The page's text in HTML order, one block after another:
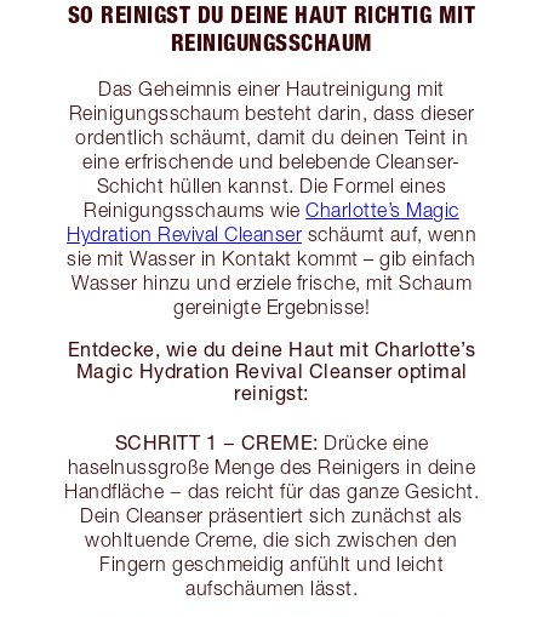
SO REINIGST DU DEINE HAUT RICHTIG MIT
REINIGUNGSSCHAUM
Das Geheimnis einer Hautreinigung mit
Reinigungsschaum besteht darin, dass dieser
ordentlich schäumt, damit du deinen Teint in
eine erfrischende und belebende Cleanser-
Schicht hüllen kannst. Die Formel eines
Reinigungsschaums wieCharlotte’s Magic
Hydration Revival Cleanser schäumt auf, wenn
sie mit Wasser in Kontakt kommt – gib einfach
Wasser hinzu und erziele frische, mit Schaum
gereinigte Ergebnisse!
Entdecke, wie du deine Haut mit Charlotte’s
Magic Hydration Revival Cleanser optimal
reinigst:
SCHRITT 1 − CREME: Drücke eine
haselnussgroße Menge des Reinigers in deine
Handfläche − das reicht für das ganze Gesicht.
Dein Cleanser präsentiert sich zunächst als
wohltuende Creme, die sich zwischen den
Fingern geschmeidig anfühlt und leicht
aufschäumen lässt.